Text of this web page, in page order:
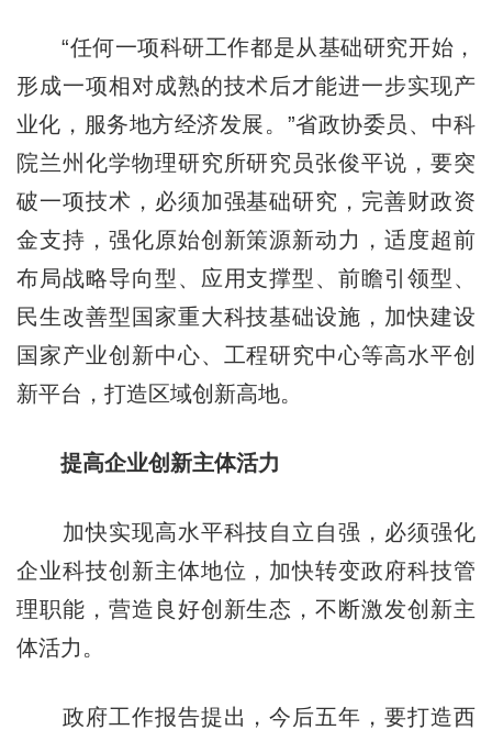
“任何一项科研工作都是从基础研究开始，
形成一项相对成熟的技术后才能进一步实现产
业化，服务地方经济发展。”省政协委员、中科
院兰州化学物理研究所研究员张俊平说，要突
破一项技术，必须加强基础研究，完善财政资
金支持，强化原始创新策源新动力，适度超前
布局战略导向型、应用支撑型、前瞻引领型、
民生改善型国家重大科技基础设施，加快建设
国家产业创新中心、工程研究中心等高水平创
新平台，打造区域创新高地。
提高企业创新主体活力
加快实现高水平科技自立自强，必须强化
企业科技创新主体地位，加快转变政府科技管
理职能，营造良好创新生态，不断激发创新主
体活力。
政府工作报告提出，今后五年，要打造西